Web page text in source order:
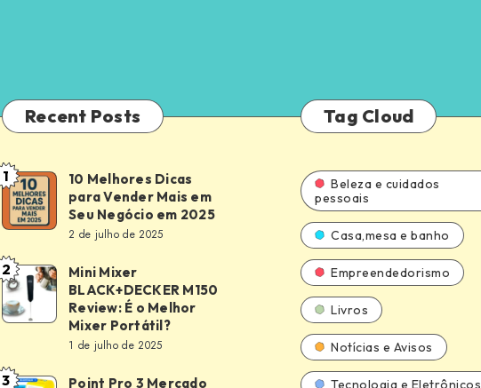
Recent Posts
10
Melhores
Dicas
para
Vender
Mais
Negócio
1
10 Melhores Dicas
para Vender Mais em
Seu Negócio em 2025
2 de julho de 2025
Mini
Mixer
BLACK+DECKER
Review:
2
Mini Mixer
BLACK+DECKER M150
Review: É o Melhor
Mixer Portátil?
1 de julho de 2025
3 Point Pro 3 Mercado
Tag Cloud
Beleza e cuidados
pessoais
Casa,mesa e banho
Empreendedorismo
Livros
Notícias e Avisos
Tecnologia e Eletrônicos